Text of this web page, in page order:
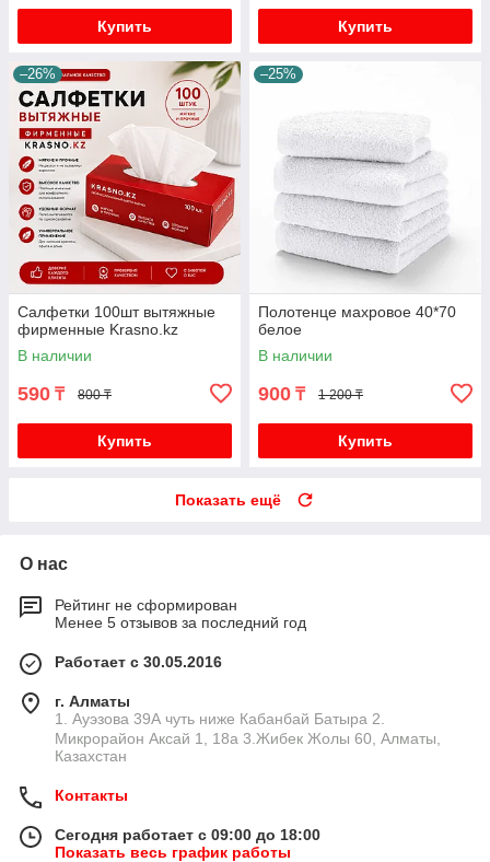
Купить Купить
–26%
Салфетки 100шт вытяжные
фирменные Krasno.kz
В наличии
590 ₸ 800 ₸
Купить
–25%
Полотенце махровое 40*70
белое
В наличии
900 ₸ 1 200 ₸
Купить
Показать ещё
О нас
Рейтинг не сформирован
Менее 5 отзывов за последний год
Работает с 30.05.2016
г. Алматы
1. Ауэзова 39А чуть ниже Кабанбай Батыра ㅤㅤㅤㅤㅤㅤㅤㅤㅤㅤㅤㅤㅤㅤ2. ​
Микрорайон Аксай 1, 18а 3.Жибек Жолы 60, Алматы,
Казахстан
Контакты
Сегодня работает с 09:00 до 18:00
Показать весь график работы